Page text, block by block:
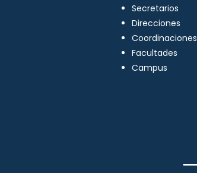
Secretarios
Direcciones
Coordinaciones
Facultades
Campus